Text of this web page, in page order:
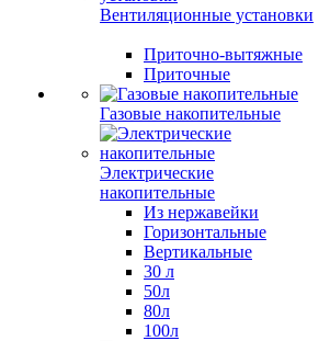
Вентиляционные установки
Приточно-вытяжные
Приточные
Газовые накопительные
Электрические
накопительные
Из нержавейки
Горизонтальные
Вертикальные
30 л
50л
80л
100л